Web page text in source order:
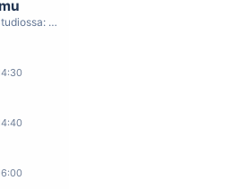
07:00 - 09:30 - Studiossa: Kimmo Hoivassilta